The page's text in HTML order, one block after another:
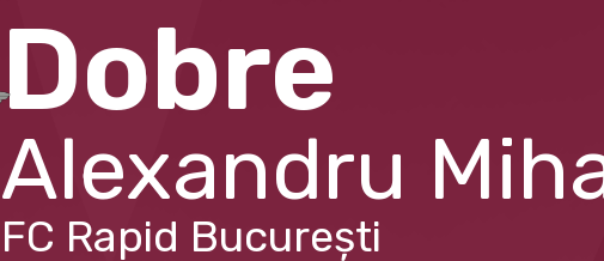
Dobre
Alexandru
FC Rapid București